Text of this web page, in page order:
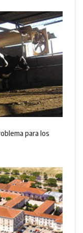
para los